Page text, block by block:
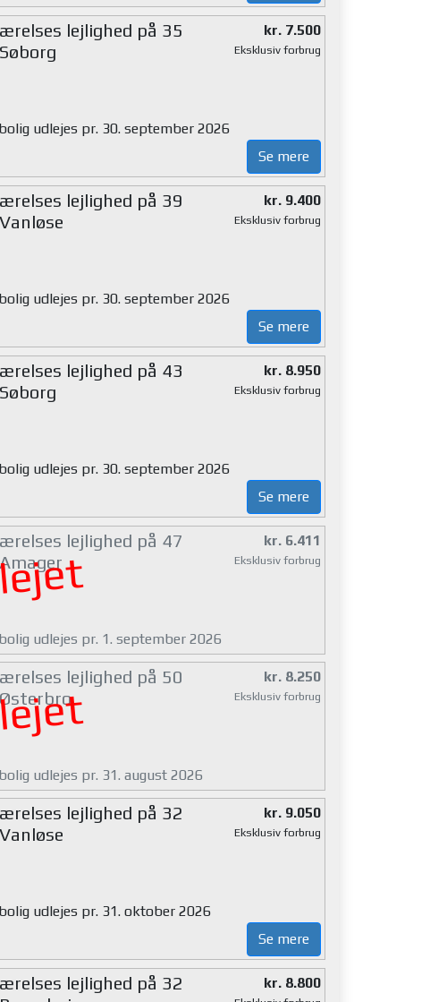
lejlighed på 35
kr. 7.500
Eksklusiv forbrug
udlejes pr. 30. september 2026
Se mere
lejlighed på 39
kr. 9.400
Eksklusiv forbrug
udlejes pr. 30. september 2026
Se mere
lejlighed på 43
kr. 8.950
Eksklusiv forbrug
udlejes pr. 30. september 2026
Se mere
lejlighed på 47
kr. 6.411
Eksklusiv forbrug
udlejes pr. 1. september 2026
lejlighed på 50
kr. 8.250
Eksklusiv forbrug
udlejes pr. 31. august 2026
lejlighed på 32
kr. 9.050
Eksklusiv forbrug
udlejes pr. 31. oktober 2026
Se mere
lejlighed på 32
kr. 8.800